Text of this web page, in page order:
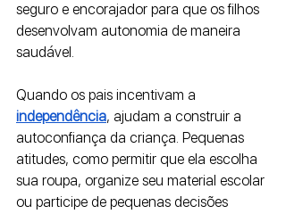
seguro e encorajador para que os filhos
desenvolvam autonomia de maneira
saudável.
Quando os pais incentivam a
independência, ajudam a construir a
autoconfiança da criança. Pequenas
atitudes, como permitir que ela escolha
sua roupa, organize seu material escolar
ou participe de pequenas decisões